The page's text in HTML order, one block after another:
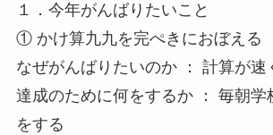
１．今年がんばりたいこと
① かけ算九九を完ぺきにおぼえる
なぜがんばりたいのか ： 計算が速
達成のために何をするか ： 毎朝学
をする